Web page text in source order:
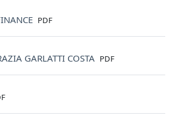
File
PDF
GARLATTI COSTA File
PDF